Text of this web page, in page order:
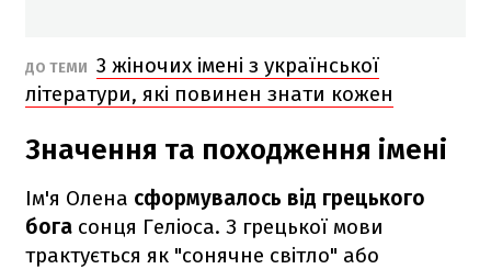
ДО ТЕМИ 3 жіночих імені з української
літератури, які повинен знати кожен
Значення та походження імені
Ім'я Олена сформувалось від грецького
бога сонця Геліоса. З грецької мови
трактується як "сонячне світло" або